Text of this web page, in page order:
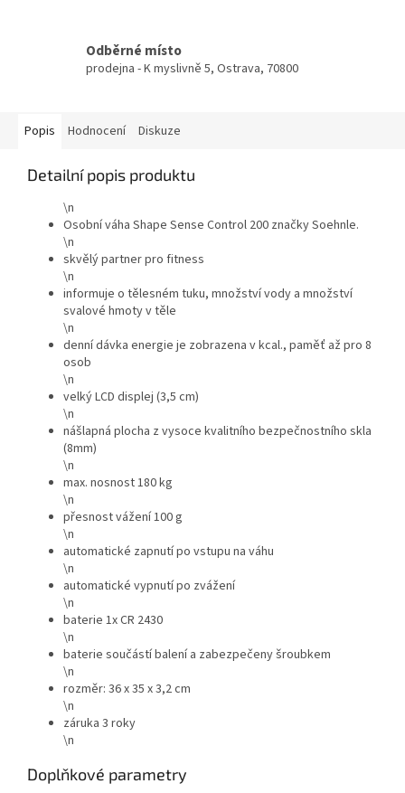
Odběrné místo
prodejna - K myslivně 5, Ostrava, 70800
Popis Hodnocení Diskuze
Detailní popis produktu
\n
Osobní váha Shape Sense Control 200 značky Soehnle.
\n
skvělý partner pro fitness
\n
informuje o tělesném tuku, množství vody a množství
svalové hmoty v těle
\n
denní dávka energie je zobrazena v kcal., paměť až pro 8
osob
\n
velký LCD displej (3,5 cm)
\n
nášlapná plocha z vysoce kvalitního bezpečnostního skla
(8mm)
\n
max. nosnost 180 kg
\n
přesnost vážení 100 g
\n
automatické zapnutí po vstupu na váhu
\n
automatické vypnutí po zvážení
\n
baterie 1x CR 2430
\n
baterie součástí balení a zabezpečeny šroubkem
\n
rozměr: 36 x 35 x 3,2 cm
\n
záruka 3 roky
\n
Doplňkové parametry